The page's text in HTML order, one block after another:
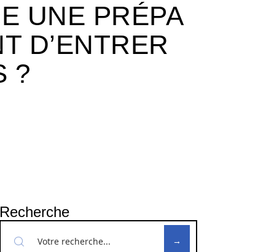
UNE PRÉPA
D’ENTRER
?
Recherche